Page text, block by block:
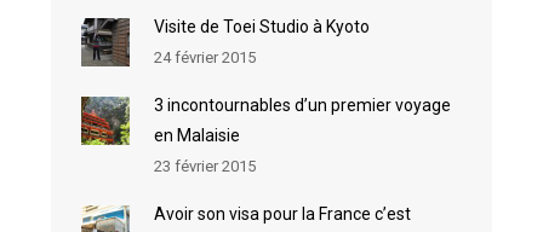
Visite de Toei Studio à Kyoto
24 février 2015
3 incontournables d’un premier voyage
en Malaisie
23 février 2015
Avoir son visa pour la France c’est